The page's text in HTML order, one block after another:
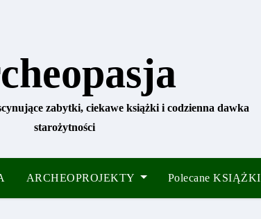
zabytki, ciekawe książki i codzienna dawka
starożytności
ARCHEOPROJEKTY Polecane KSIĄŻKI